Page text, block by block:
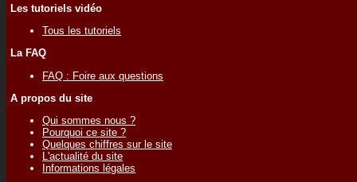
Les tutoriels vidéo
Tous les tutoriels
La FAQ
FAQ : Foire aux questions
A propos du site
Qui sommes nous ?
Pourquoi ce site ?
Quelques chiffres sur le site
L'actualité du site
Informations légales